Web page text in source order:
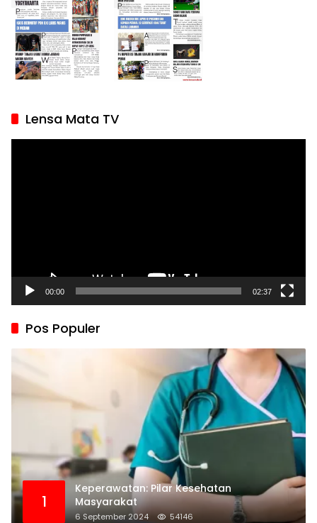
Lensa Mata TV
00:00 02:37
Pos Populer
1
Keperawatan: Pilar Kesehatan
Masyarakat
6 September 2024 54146